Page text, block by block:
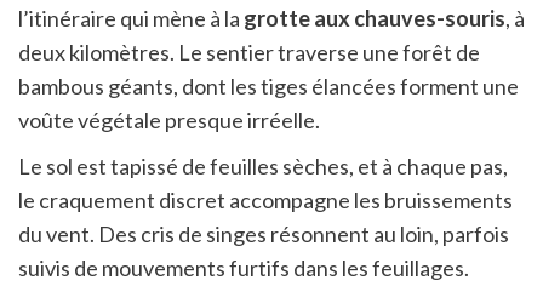
l’itinéraire qui mène à la grotte aux chauves-souris, à
deux kilomètres. Le sentier traverse une forêt de
bambous géants, dont les tiges élancées forment une
voûte végétale presque irréelle.
Le sol est tapissé de feuilles sèches, et à chaque pas,
le craquement discret accompagne les bruissements
du vent. Des cris de singes résonnent au loin, parfois
suivis de mouvements furtifs dans les feuillages.